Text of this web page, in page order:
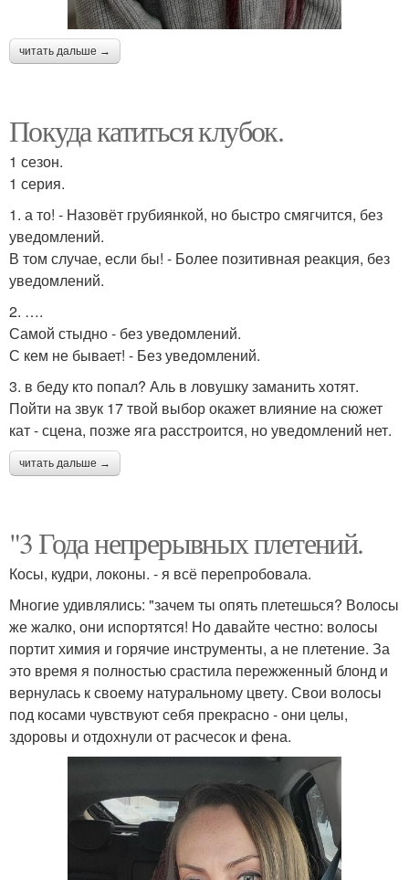
читать дальше →
Покуда катиться клубок.
1 сезон.
1 серия.
1. а то! - Назовёт грубиянкой, но быстро смягчится, без
уведомлений.
В том случае, если бы! - Более позитивная реакция, без
уведомлений.
2. ….
Самой стыдно - без уведомлений.
С кем не бывает! - Без уведомлений.
3. в беду кто попал? Аль в ловушку заманить хотят.
Пойти на звук 17 твой выбор окажет влияние на сюжет
кат - сцена, позже яга расстроится, но уведомлений нет.
читать дальше →
"3 Года непрерывных плетений.
Косы, кудри, локоны. - я всё перепробовала.
Многие удивлялись: "зачем ты опять плетешься? Волосы
же жалко, они испортятся! Но давайте честно: волосы
портит химия и горячие инструменты, а не плетение. За
это время я полностью срастила пережженный блонд и
вернулась к своему натуральному цвету. Свои волосы
под косами чувствуют себя прекрасно - они целы,
здоровы и отдохнули от расчесок и фена.